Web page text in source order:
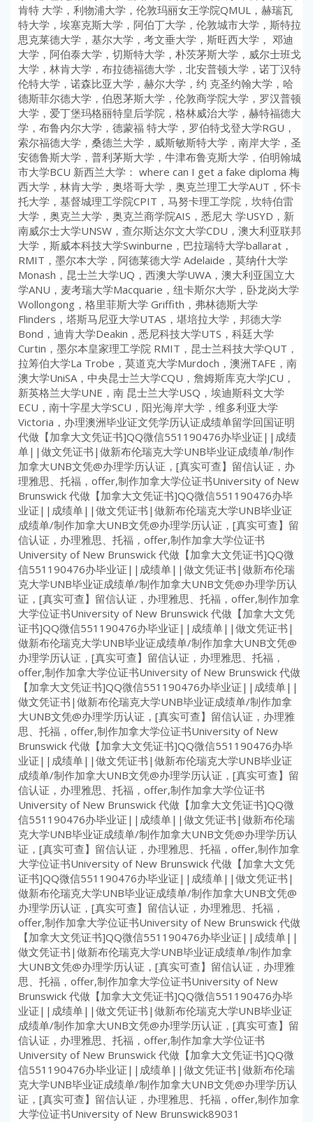
肯特 大学，利物浦大学，伦敦玛丽女王学院QMUL，赫瑞瓦
特大学，埃塞克斯大学，阿伯丁大学，伦敦城市大学，斯特拉
思克莱德大学，基尔大学，考文垂大学，斯旺西大学， 邓迪
大学，阿伯泰大学，切斯特大学，朴茨茅斯大学，威尔士班戈
大学，林肯大学，布拉德福德大学，北安普顿大学，诺丁汉特
伦特大学，诺森比亚大学，赫尔大学，约 克圣约翰大学，哈
德斯菲尔德大学，伯恩茅斯大学，伦敦商学院大学，罗汉普顿
大学，爱丁堡玛格丽特皇后学院，格林威治大学，赫特福德大
学，布鲁内尔大学，德蒙福 特大学，罗伯特戈登大学RGU，
索尔福德大学，桑德兰大学，威斯敏斯特大学，南岸大学，圣
安德鲁斯大学，普利茅斯大学，牛津布鲁克斯大学，伯明翰城
市大学BCU 新西兰大学： where can I get a fake diploma 梅
西大学，林肯大学，奥塔哥大学，奥克兰理工大学AUT，怀卡
托大学，基督城理工学院CPIT，马努卡理工学院，坎特伯雷
大学，奥克兰大学，奥克兰商学院AIS，悉尼大 学USYD，新
南威尔士大学UNSW，查尔斯达尔文大学CDU，澳大利亚联邦
大学，斯威本科技大学Swinburne，巴拉瑞特大学ballarat，
RMIT，墨尔本大学，阿德莱德大学 Adelaide，莫纳什大学
Monash，昆士兰大学UQ，西澳大学UWA，澳大利亚国立大
学ANU，麦考瑞大学Macquarie，纽卡斯尔大学，卧龙岗大学
Wollongong，格里菲斯大学 Griffith，弗林德斯大学
Flinders，塔斯马尼亚大学UTAS，堪培拉大学，邦德大学
Bond，迪肯大学Deakin，悉尼科技大学UTS，科廷大学
Curtin，墨尔本皇家理工学院 RMIT，昆士兰科技大学QUT，
拉筹伯大学La Trobe，莫道克大学Murdoch，澳洲TAFE，南
澳大学UniSA，中央昆士兰大学CQU，詹姆斯库克大学JCU，
新英格兰大学UNE，南 昆士兰大学USQ，埃迪斯科文大学
ECU，南十字星大学SCU，阳光海岸大学，维多利亚大学
Victoria，办理澳洲毕业证文凭学历认证成绩单留学回国证明
代做【加拿大文凭证书]QQ微信551190476办毕业证||成绩
单||做文凭证书|做新布伦瑞克大学UNB毕业证成绩单/制作
加拿大UNB文凭@办理学历认证，[真实可查】留信认证，办
理雅思、托福，offer,制作加拿大学位证书University of New
Brunswick 代做【加拿大文凭证书]QQ微信551190476办毕
业证||成绩单||做文凭证书|做新布伦瑞克大学UNB毕业证
成绩单/制作加拿大UNB文凭@办理学历认证，[真实可查】留
信认证，办理雅思、托福，offer,制作加拿大学位证书
University of New Brunswick 代做【加拿大文凭证书]QQ微
信551190476办毕业证||成绩单||做文凭证书|做新布伦瑞
克大学UNB毕业证成绩单/制作加拿大UNB文凭@办理学历认
证，[真实可查】留信认证，办理雅思、托福，offer,制作加拿
大学位证书University of New Brunswick 代做【加拿大文凭
证书]QQ微信551190476办毕业证||成绩单||做文凭证书|
做新布伦瑞克大学UNB毕业证成绩单/制作加拿大UNB文凭@
办理学历认证，[真实可查】留信认证，办理雅思、托福，
offer,制作加拿大学位证书University of New Brunswick 代做
【加拿大文凭证书]QQ微信551190476办毕业证||成绩单||
做文凭证书|做新布伦瑞克大学UNB毕业证成绩单/制作加拿
大UNB文凭@办理学历认证，[真实可查】留信认证，办理雅
思、托福，offer,制作加拿大学位证书University of New
Brunswick 代做【加拿大文凭证书]QQ微信551190476办毕
业证||成绩单||做文凭证书|做新布伦瑞克大学UNB毕业证
成绩单/制作加拿大UNB文凭@办理学历认证，[真实可查】留
信认证，办理雅思、托福，offer,制作加拿大学位证书
University of New Brunswick 代做【加拿大文凭证书]QQ微
信551190476办毕业证||成绩单||做文凭证书|做新布伦瑞
克大学UNB毕业证成绩单/制作加拿大UNB文凭@办理学历认
证，[真实可查】留信认证，办理雅思、托福，offer,制作加拿
大学位证书University of New Brunswick 代做【加拿大文凭
证书]QQ微信551190476办毕业证||成绩单||做文凭证书|
做新布伦瑞克大学UNB毕业证成绩单/制作加拿大UNB文凭@
办理学历认证，[真实可查】留信认证，办理雅思、托福，
offer,制作加拿大学位证书University of New Brunswick 代做
【加拿大文凭证书]QQ微信551190476办毕业证||成绩单||
做文凭证书|做新布伦瑞克大学UNB毕业证成绩单/制作加拿
大UNB文凭@办理学历认证，[真实可查】留信认证，办理雅
思、托福，offer,制作加拿大学位证书University of New
Brunswick 代做【加拿大文凭证书]QQ微信551190476办毕
业证||成绩单||做文凭证书|做新布伦瑞克大学UNB毕业证
成绩单/制作加拿大UNB文凭@办理学历认证，[真实可查】留
信认证，办理雅思、托福，offer,制作加拿大学位证书
University of New Brunswick 代做【加拿大文凭证书]QQ微
信551190476办毕业证||成绩单||做文凭证书|做新布伦瑞
克大学UNB毕业证成绩单/制作加拿大UNB文凭@办理学历认
证，[真实可查】留信认证，办理雅思、托福，offer,制作加拿
大学位证书University of New Brunswick89031